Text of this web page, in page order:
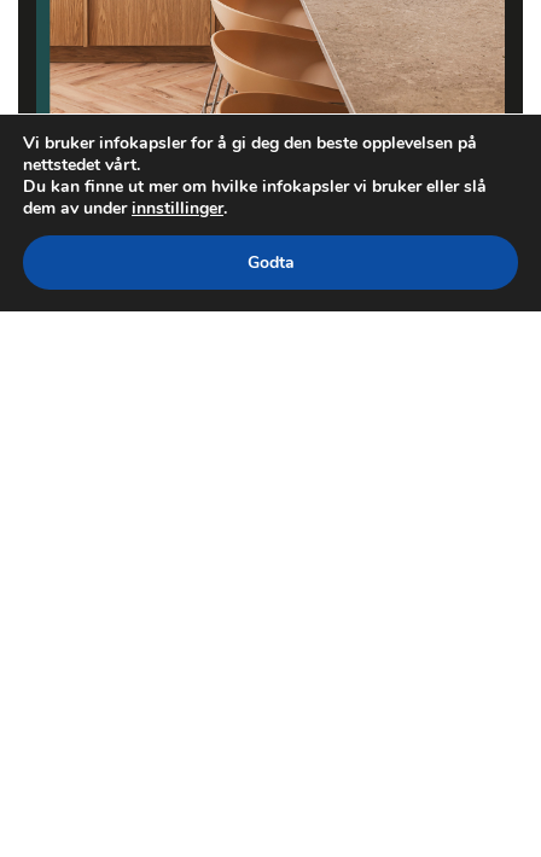
Vi bruker infokapsler for å gi deg den beste opplevelsen på
nettstedet vårt.
Du kan finne ut mer om hvilke infokapsler vi bruker eller slå
dem av underinnstillinger.
Godta